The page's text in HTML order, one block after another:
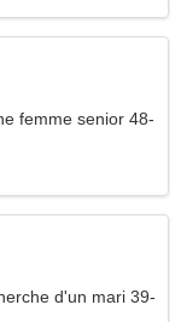
femme senior 48-
d'un mari 39-